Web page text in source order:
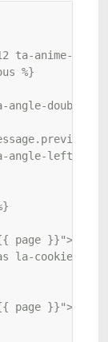
ta-anime-
%}
angle-double-
angle-left"></
page }}">
la-cookie-
page }}">{{